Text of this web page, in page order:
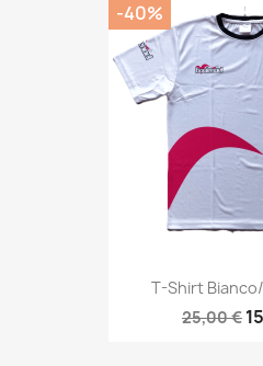
T-Shirt
25,00 €
-40%